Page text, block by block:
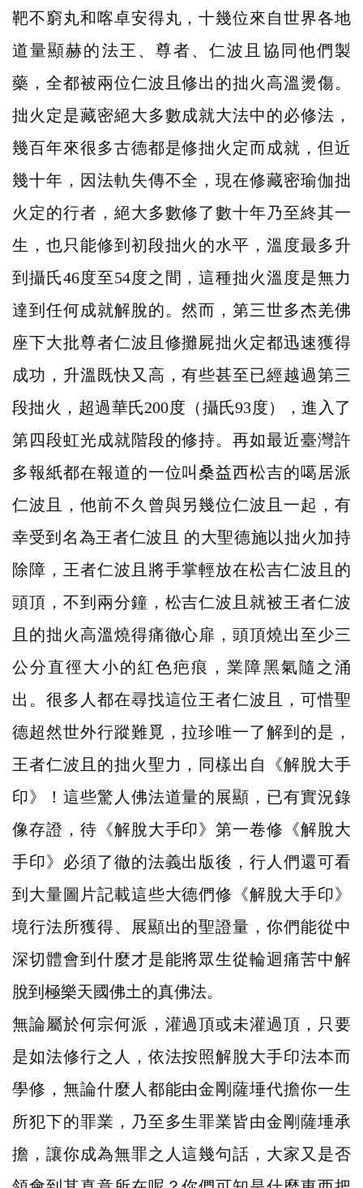
靶不窮丸和喀卓安得丸，十幾位來自世界各地
道量顯赫的法王、尊者、仁波且協同他們製
藥，全都被兩位仁波且修出的拙火高溫燙傷。
拙火定是藏密絕大多數成就大法中的必修法，
幾百年來很多古德都是修拙火定而成就，但近
幾十年，因法軌失傳不全，現在修藏密瑜伽拙
火定的行者，絕大多數修了數十年乃至終其一
生，也只能修到初段拙火的水平，溫度最多升
到攝氏46度至54度之間，這種拙火溫度是無力
達到任何成就解脫的。然而，第三世多杰羌佛
座下大批尊者仁波且修攤屍拙火定都迅速獲得
成功，升溫既快又高，有些甚至已經越過第三
段拙火，超過華氏200度（攝氏93度），進入了
第四段虹光成就階段的修持。再如最近臺灣許
多報紙都在報道的一位叫桑益西松吉的噶居派
仁波且，他前不久曾與另幾位仁波且一起，有
幸受到名為王者仁波且 的大聖德施以拙火加持
除障，王者仁波且將手掌輕放在松吉仁波且的
頭頂，不到兩分鐘，松吉仁波且就被王者仁波
且的拙火高溫燒得痛徹心扉，頭頂燒出至少三
公分直徑大小的紅色疤痕，業障黑氣隨之涌
出。很多人都在尋找這位王者仁波且，可惜聖
德超然世外行蹤難覓，拉珍唯一了解到的是，
王者仁波且的拙火聖力，同樣出自《解脫大手
印》！這些驚人佛法道量的展顯，已有實況錄
像存證，待《解脫大手印》第一卷修《解脫大
手印》必須了徹的法義出版後，行人們還可看
到大量圖片記載這些大德們修《解脫大手印》
境行法所獲得、展顯出的聖證量，你們能從中
深切體會到什麼才是能將眾生從輪迴痛苦中解
脫到極樂天國佛土的真佛法。
無論屬於何宗何派，灌過頂或未灌過頂，只要
是如法修行之人，依法按照解脫大手印法本而
學修，無論什麼人都能由金剛薩埵代擔你一生
所犯下的罪業，乃至多生罪業皆由金剛薩埵承
擔，讓你成為無罪之人這幾句話，大家又是否